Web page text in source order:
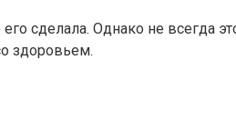
сделала. Однако не всегда
здоровьем.